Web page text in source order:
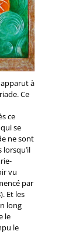
à
Ce
ce
se
ne sont
lorsqu’il
vu
par
Et les
long
le
le